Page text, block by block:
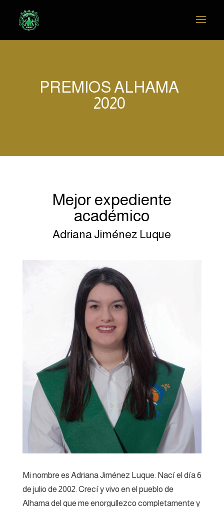
PREMIOS ALHAMA
2020
Mejor expediente
académico
Adriana Jiménez Luque
Mi nombre es Adriana Jiménez Luque. Nací el día 6
de julio de 2002. Crecí y vivo en el pueblo de
Alhama del que me enorgullezco completamente y